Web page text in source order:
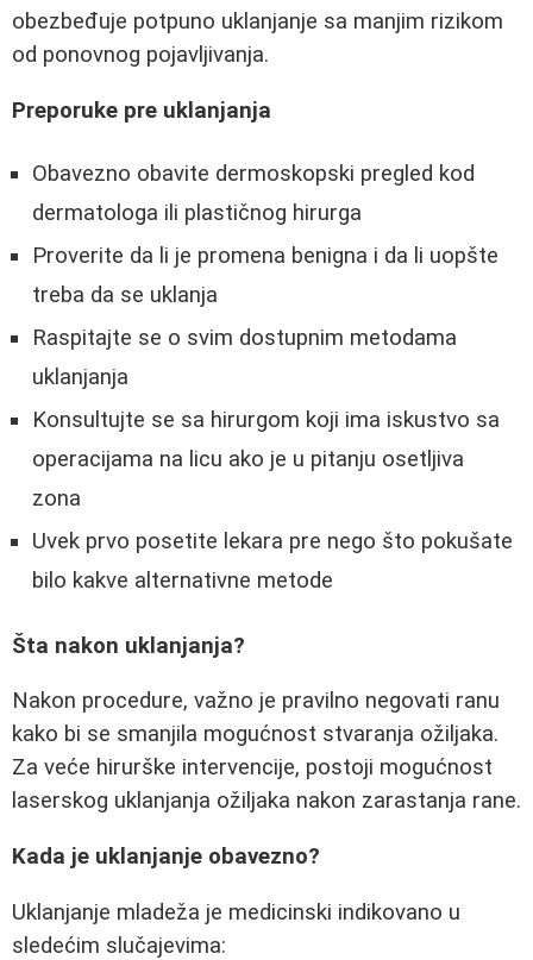
obezbeđuje potpuno uklanjanje sa manjim rizikom
od ponovnog pojavljivanja.
Preporuke pre uklanjanja
Obavezno obavite dermoskopski pregled kod
dermatologa ili plastičnog hirurga
Proverite da li je promena benigna i da li uopšte
treba da se uklanja
Raspitajte se o svim dostupnim metodama
uklanjanja
Konsultujte se sa hirurgom koji ima iskustvo sa
operacijama na licu ako je u pitanju osetljiva
zona
Uvek prvo posetite lekara pre nego što pokušate
bilo kakve alternativne metode
Šta nakon uklanjanja?
Nakon procedure, važno je pravilno negovati ranu
kako bi se smanjila mogućnost stvaranja ožiljaka.
Za veće hirurške intervencije, postoji mogućnost
laserskog uklanjanja ožiljaka nakon zarastanja rane.
Kada je uklanjanje obavezno?
Uklanjanje mladeža je medicinski indikovano u
sledećim slučajevima: